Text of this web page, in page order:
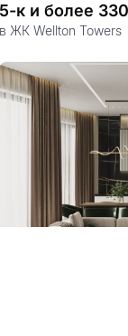
5-к и более
в ЖК Wellton Towers